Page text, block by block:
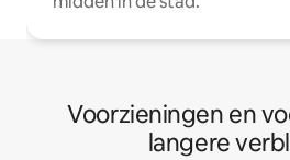
Voorzieningen en
langere